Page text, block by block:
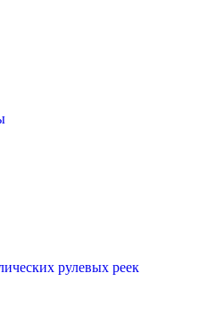
рулевых реек